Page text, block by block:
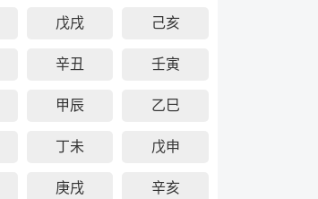
戊戌 己亥
辛丑 壬寅
甲辰 乙巳
丁未 戊申
庚戌 辛亥